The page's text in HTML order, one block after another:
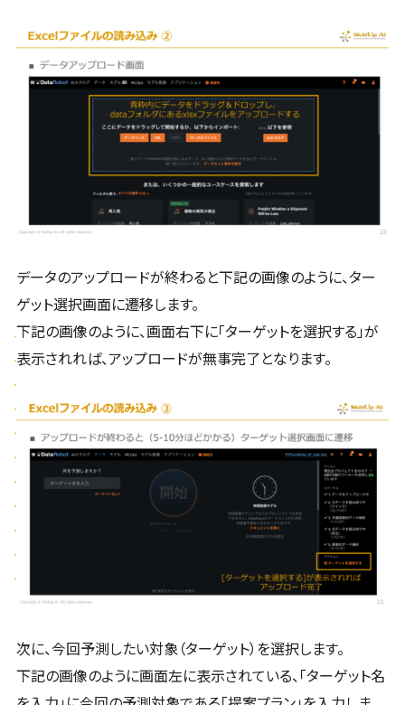
データのアップロードが終わると下記の画像のように、ター
ゲット選択画面に遷移します。
下記の画像のように、画面右下に「ターゲットを選択する」が
表示されれば、アップロードが無事完了となります。
次に、今回予測したい対象（ターゲット）を選択します。
下記の画像のように画面左に表示されている、「ターゲット名